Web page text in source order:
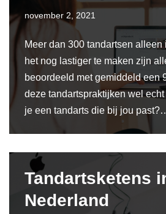
november 2, 2021
Meer dan 300 tandartsen alleen
het nog lastiger te maken zijn
beoordeeld met gemiddeld een
deze tandartspraktijken wel
je een tandarts die bij jou
Tandartsketens
Nederland